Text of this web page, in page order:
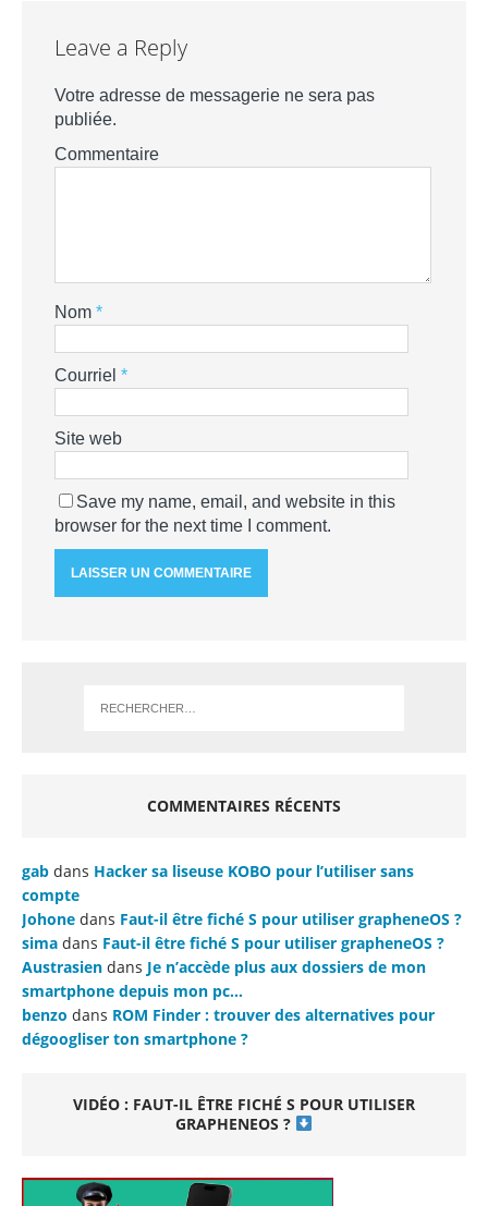
Leave a Reply
Votre adresse de messagerie ne sera pas
publiée.
Commentaire
Nom *
Courriel *
Site web
Save my name, email, and website in this
browser for the next time I comment.
COMMENTAIRES RÉCENTS
gab dans Hacker sa liseuse KOBO pour l’utiliser sans
compte
Johone dans Faut-il être fiché S pour utiliser grapheneOS ?
sima dans Faut-il être fiché S pour utiliser grapheneOS ?
Austrasien dans Je n’accède plus aux dossiers de mon
smartphone depuis mon pc…
benzo dans ROM Finder : trouver des alternatives pour
dégoogliser ton smartphone ?
VIDÉO : FAUT-IL ÊTRE FICHÉ S POUR UTILISER
GRAPHENEOS ?